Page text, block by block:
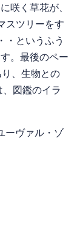
咲く草花が、
スツリーをす
・というふう
。最後のペー
、生物との
図鑑のイラ
ーヴァル・ゾ